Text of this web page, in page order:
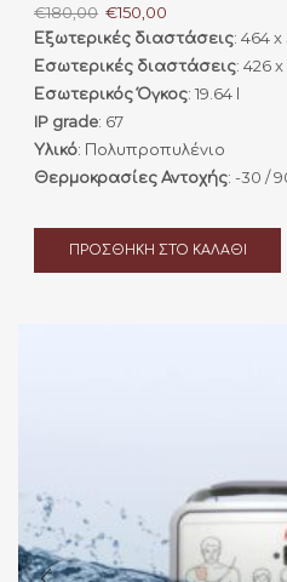
€180,00 Original
price
was:
€180,00.
€150,00
τρέχουσα
τιμή
€150,00.
Εξωτερικές διαστάσεις: 464 x
Εσωτερικές διαστάσεις: 426
Εσωτερικός Όγκος: 19.64 l
IP grade: 67
Υλικό: Πολυπροπυλένιο
Θερμοκρασίες Αντοχής: -30 /
ΠΡΟΣΘΉΚΗ ΣΤΟ ΚΑΛΆΘΙ